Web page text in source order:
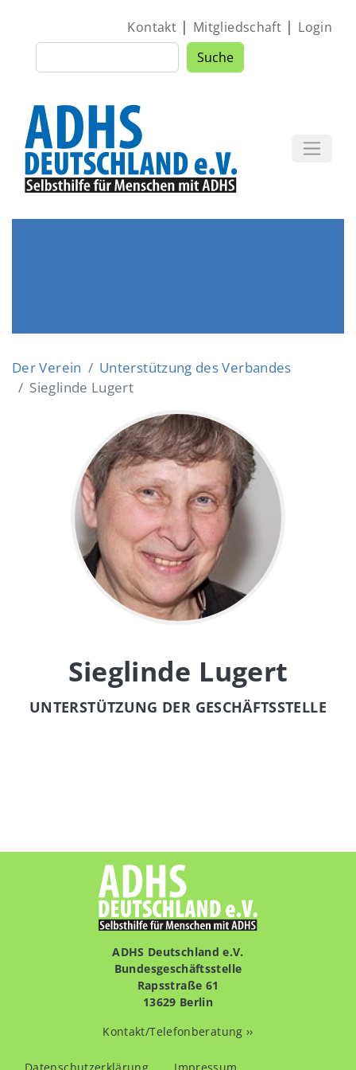
Suche Suche
Kontakt| Mitgliedschaft | Login
Der Verein
Unterstützung des Verbandes
Sieglinde Lugert
Sieglinde Lugert
UNTERSTÜTZUNG DER GESCHÄFTSSTELLE
ADHS Deutschland e.V.
Bundesgeschäftsstelle
Rapsstraße 61
13629 Berlin
Kontakt/Telefonberatung ››